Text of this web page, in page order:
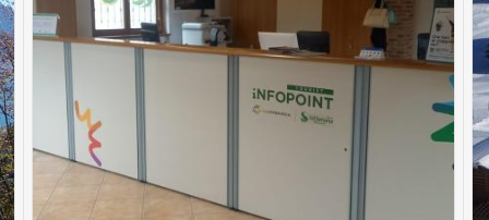
scultura e infine la pittura, spinto e stimolato da
Alfonso Madalumi. Nel 2004 la sua prima personale
a Milano, dove riscuote un grandissimo successo.
Da allora oltre a innumerevoli collaborazioni con
fotografi internazionali, continua instancabile la sua
ricerca.
Sono oltre 200 le esposizioni tra collettive e